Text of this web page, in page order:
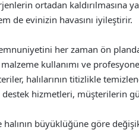
ortadan kaldırılmasına
de evinizin havasını iyileştirir.
her zaman ön
kullanımı ve
halılarının titizlikle
hizmetleri, müşterilerin
büyüklüğüne göre